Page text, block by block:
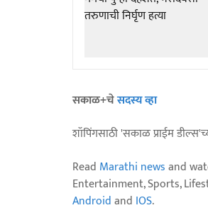
सकाळ+चेसदस्य व्हा
शॉपिंगसाठी 'सकाळ प्राईम
Read Marathi newsand
Entertainment, Sports,
Androidand IOS.